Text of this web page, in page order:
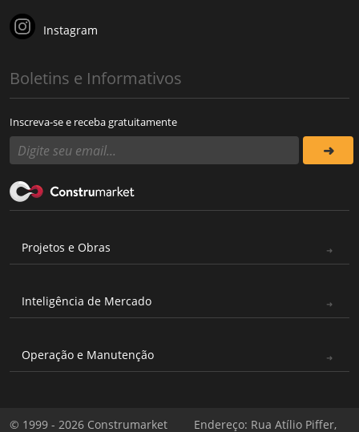
Instagram
Boletins e Informativos
Inscreva-se e receba gratuitamente
Projetos e Obras
Inteligência de Mercado
Operação e Manutenção
© 1999 - 2026 Construmarket Endereço: Rua Atílio Piffer,